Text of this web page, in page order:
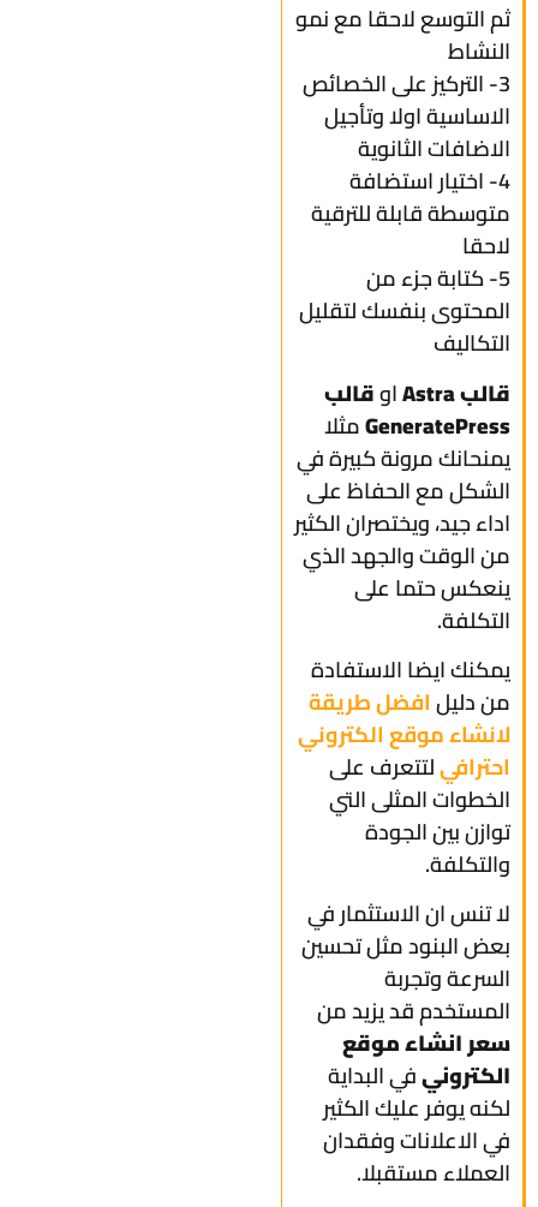
ثم التوسع لاحقا مع نمو
النشاط
3- التركيز على الخصائص
الاساسية اولا وتأجيل
الاضافات الثانوية
4- اختيار استضافة
متوسطة قابلة للترقية
لاحقا
5- كتابة جزء من
المحتوى بنفسك لتقليل
التكاليف
قالب Astra
اوقالب
GeneratePressمثلا
يمنحانك مرونة كبيرة في
الشكل مع الحفاظ على
اداء جيد، ويختصران الكثير
من الوقت والجهد الذي
ينعكس حتما على
التكلفة.
يمكنك ايضا الاستفادة
من دليلافضل طريقة
لانشاء موقع الكتروني
احترافيلتتعرف على
الخطوات المثلى التي
توازن بين الجودة
والتكلفة.
لا تنس ان الاستثمار في
بعض البنود مثل تحسين
السرعة وتجربة
المستخدم قد يزيد من
سعر انشاء موقع
الكترونيفي البداية
لكنه يوفر عليك الكثير
في الاعلانات وفقدان
العملاء مستقبلا.